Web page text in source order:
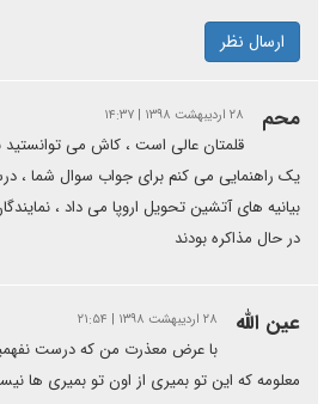
ارسال نظر
محم ۲۸ اردیبهشت ۱۳۹۸ | ۱۴:۳۷
قلمتان عالی است ، کاش می
یک راهنمایی می کنم برای جواب سوال شما ،
بیانیه های آتشین تحویل اروپا می داد ،
در حال مذاکره بودند
عین الله ۲۸ اردیبهشت ۱۳۹۸ | ۲۱:۵۴
با عرض معذرت من که درست
معلومه که این تو بمیری از اون تو بمیری ها